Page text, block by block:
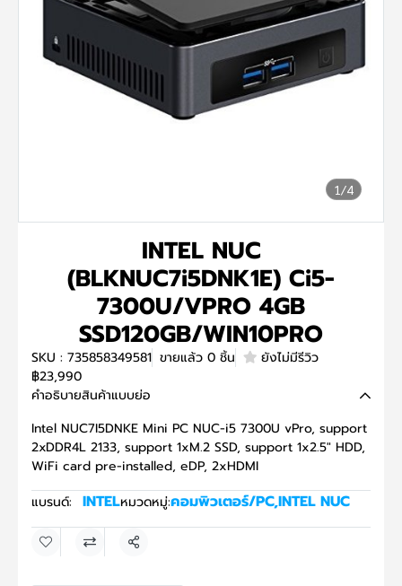
1/4
INTEL NUC
(BLKNUC7i5DNK1E) Ci5-
7300U/VPRO 4GB
SSD120GB/WIN10PRO
SKU : 735858349581 ขายแล้ว 0 ชิ้น
ยังไม่มีรีวิว
฿23,990
คำอธิบายสินค้าแบบย่อ
Intel NUC7I5DNKE Mini PC NUC-i5 7300U vPro, support
2xDDR4L 2133, support 1xM.2 SSD, support 1x2.5" HDD,
WiFi card pre-installed, eDP, 2xHDMI
แบรนด์:
INTELหมวดหมู่:คอมพิวเตอร์/PC,INTEL NUC
แชร์